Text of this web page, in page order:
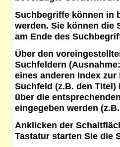
Suchbegriffe können in
werden. Sie können die
am Ende des
Über den
Suchfeldern
eines anderen Index
Suchfeld (z.B. den
über die
eingegeben werden
Anklicken der
Tastatur starten Sie die